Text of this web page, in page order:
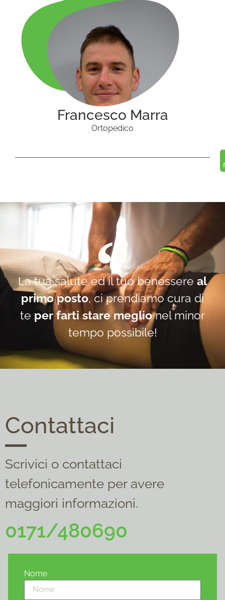
Francesco Marra
Ortopedico
La tua salute ed il tuo benessere al
primo posto, ci prendiamo cura di
te per farti stare meglionel minor
tempo possibile!
Contattaci
Scrivici o contattaci
telefonicamente per avere
maggiori informazioni.
0171/480690
Nome